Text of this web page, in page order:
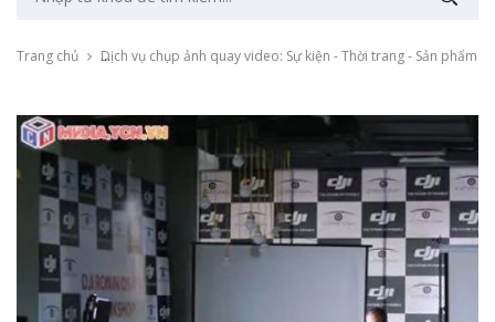
Trang chủ Dịch vụ chụp ảnh quay video: Sự kiện - Thời trang - Sản phẩm -